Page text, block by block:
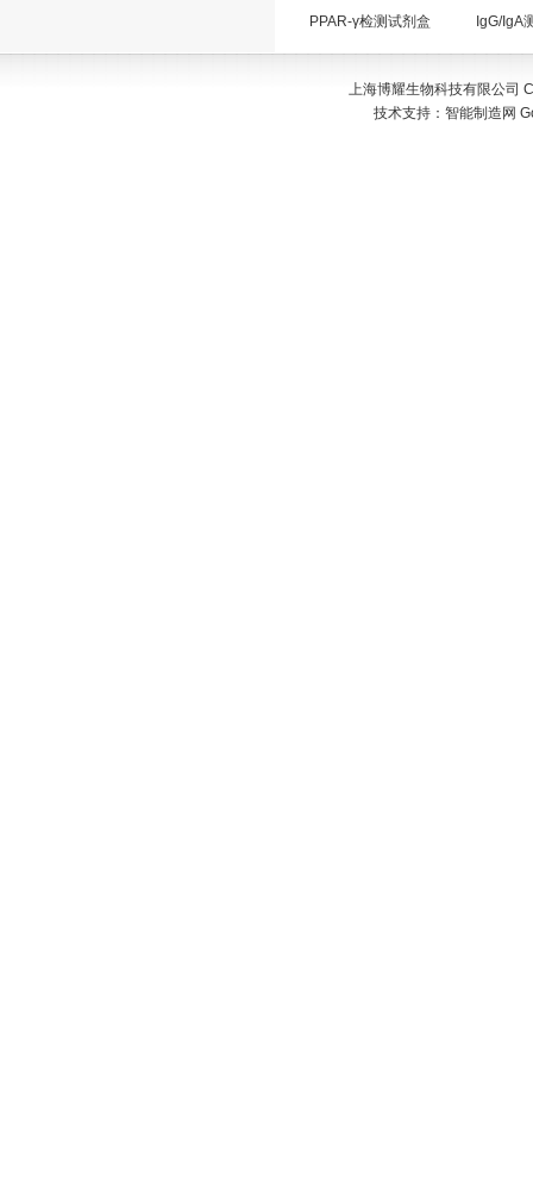
PPAR-γ检测试剂盒
IgG/IgA
上海博耀生物科技有限公司
技术支持： 智能制造网